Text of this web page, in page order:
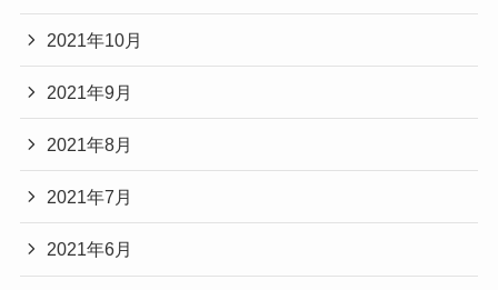
2021年10月
2021年9月
2021年8月
2021年7月
2021年6月